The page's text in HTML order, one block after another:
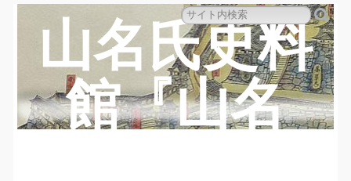
山名氏史料
館『山名